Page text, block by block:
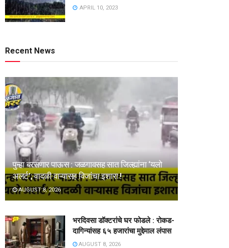
APRIL 10, 2023
Recent News
पुन्हा बरसणार पाऊस : जळगावसह सात जिल्ह्यांना ‘यलो
अलर्ट’; वादळी वाऱ्यासह विजांचा इशारा !
AUGUST 8, 2026
भरदिवसा डॉक्टरांचे घर फोडले : रोकड-
दागिन्यांसह ६५ हजारांचा मुद्देमाल लंपास
AUGUST 8, 2026